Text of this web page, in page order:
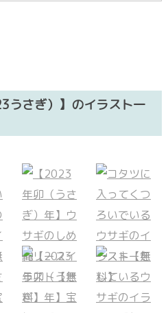
うさぎ）】のイラスト一